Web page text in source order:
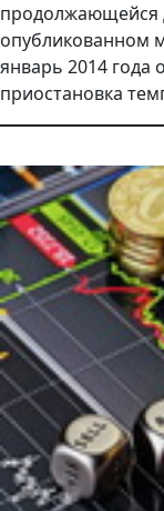
продолжающейся
опубликованном
январь 2014 года
приостановка